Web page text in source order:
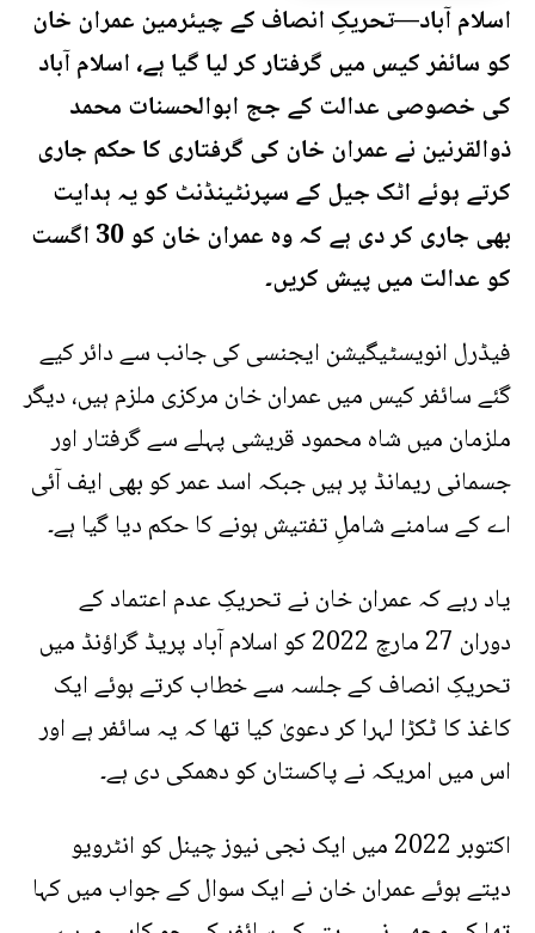
اسلام آباد—تحریکِ انصاف کے چیئرمین عمران خان
کو سائفر کیس میں گرفتار کر لیا گیا ہے، اسلام آباد
کی خصوصی عدالت کے جج ابوالحسنات محمد
ذوالقرنین نے عمران خان کی گرفتاری کا حکم جاری
کرتے ہوئے اٹک جیل کے سپرنٹینڈنٹ کو یہ ہدایت
بھی جاری کر دی ہے کہ وہ عمران خان کو 30 اگست
کو عدالت میں پیش کریں۔
فیڈرل انویسٹیگیشن ایجنسی کی جانب سے دائر کیے
گئے سائفر کیس میں عمران خان مرکزی ملزم ہیں، دیگر
ملزمان میں شاہ محمود قریشی پہلے سے گرفتار اور
جسمانی ریمانڈ پر ہیں جبکہ اسد عمر کو بھی ایف آئی
اے کے سامنے شاملِ تفتیش ہونے کا حکم دیا گیا ہے۔
یاد رہے کہ عمران خان نے تحریکِ عدم اعتماد کے
دوران 27 مارچ 2022 کو اسلام آباد پریڈ گراؤنڈ میں
تحریکِ انصاف کے جلسہ سے خطاب کرتے ہوئے ایک
کاغذ کا ٹکڑا لہرا کر دعویٰ کیا تھا کہ یہ سائفر ہے اور
اس میں امریکہ نے پاکستان کو دھمکی دی ہے۔
اکتوبر 2022 میں ایک نجی نیوز چینل کو انٹرویو
دیتے ہوئے عمران خان نے ایک سوال کے جواب میں کہا